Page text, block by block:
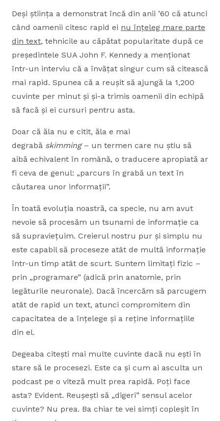
Deși știința a demonstrat încă din anii ’60 că atunci
când oamenii citesc rapid ei nu înțeleg mare parte
din text, tehnicile au căpătat popularitate după ce
președintele SUA John F. Kennedy a menționat
într-un interviu că a învățat singur cum să citească
mai rapid. Spunea că a reușit să ajungă la 1,200
cuvinte per minut și și-a trimis oamenii din echipă
să facă și ei cursuri pentru asta.
Doar că ăla nu e citit, ăla e mai
degrabă skimming– un termen care nu știu să
aibă echivalent în română, o traducere apropiată ar
fi ceva de genul: „parcurs în grabă un text în
căutarea unor informații”.
În toată evoluția noastră, ca specie, nu am avut
nevoie să procesăm un tsunami de informație ca
să supraviețuim. Creierul nostru pur și simplu nu
este capabil să proceseze atât de multă informație
într-un timp atât de scurt. Suntem limitați fizic –
prin „programare” (adică prin anatomie, prin
legăturile neuronale). Dacă încercăm să parcugem
atât de rapid un text, atunci compromitem din
capacitatea de a înțelege și a reține informațiile
din el.
Degeaba citești mai multe cuvinte dacă nu ești în
stare să le procesezi. Este ca și cum ai asculta un
podcast pe o viteză mult prea rapidă. Poți face
asta? Evident. Reușești să „digeri” sensul acelor
cuvinte? Nu prea. Ba chiar te vei simți copleșit în